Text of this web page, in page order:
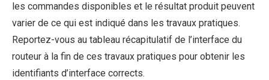
les commandes disponibles et le résultat produit peuvent
varier de ce qui est indiqué dans les travaux pratiques.
Reportez-vous au tableau récapitulatif de l’interface du
routeur à la fin de ces travaux pratiques pour obtenir les
identifiants d’interface corrects.